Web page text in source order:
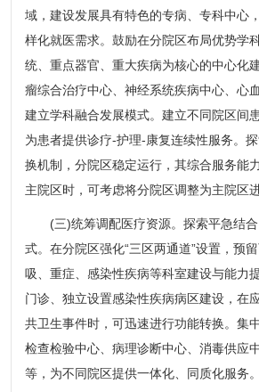
域，建设发展具有特色的专病、专科中心
样化就医需求。鼓励在分院区布局优势学
统、重点器官、重大疾病为核心的中心化
瘤综合治疗中心、神经系统疾病中心、心
建立学科融合发展模式。建立不同院区间
为患者提供诊疗-护理-康复连续性服务。
换机制，分院区稳定运行，其综合服务能
主院区时，可考虑将分院区调整为主院区
(三)统筹调配医疗资源。探索平急结合
式。在分院区强化“三区两通道”设置，预
吸、重症、感染性疾病等科室建设与能力
门诊、独立设置感染性疾病病区建设，在
共卫生事件时，可迅速进行功能转换。集
检查检验中心、病理诊断中心、消毒供应
等，为不同院区提供一体化、同质化服务